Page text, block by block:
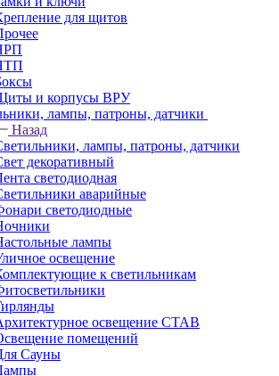
для щитов
и корпусы ВРУ
лампы, патроны, датчики
Назад
лампы, патроны, датчики
декоративный
светодиодная
аварийные
светодиодные
лампы
освещение
к светильникам
освещение СТАВ
помещений
Сауны